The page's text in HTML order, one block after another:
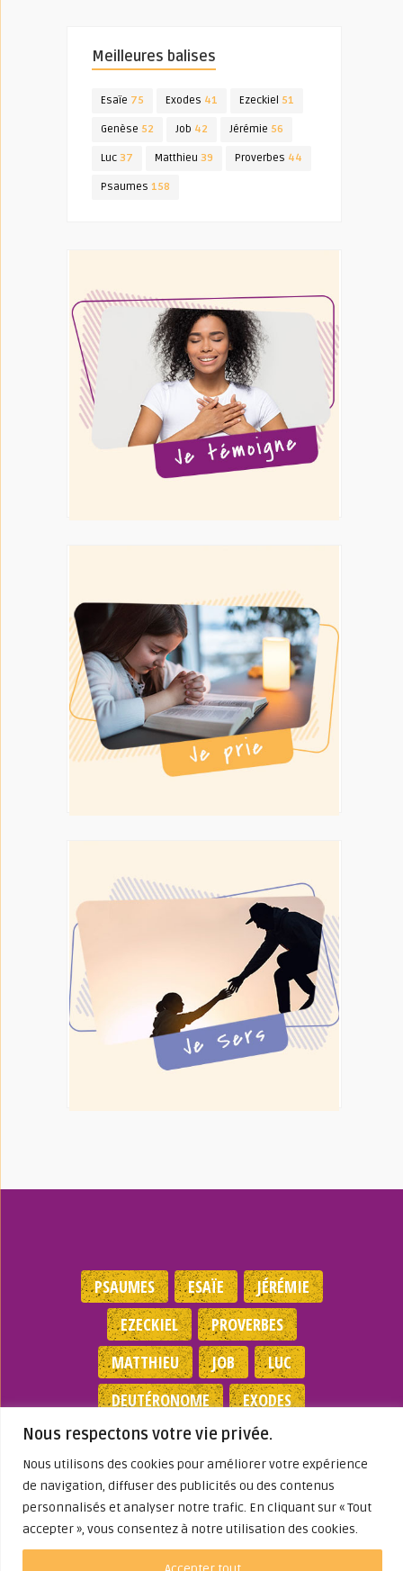
Nous respectons votre vie privée.
Nous utilisons des cookies pour améliorer votre expérience
de navigation, diffuser des publicités ou des contenus
personnalisés et analyser notre trafic. En cliquant sur « Tout
accepter », vous consentez à notre utilisation des cookies.
Meilleures balises
Esaïe 75 Exodes 41 Ezeckiel 51
Genèse 52 Job 42 Jérémie 56
Luc 37 Matthieu 39 Proverbes 44
Psaumes 158
PSAUMES ESAÏE
JÉRÉMIE
EZECKIEL
PROVERBES
MATTHIEU
JOB
LUC
DEUTÉRONOME
EXODES
NOMBRES
JEAN 1 SAMUEL
Mentions légales|Politique de
confidentialité|Partenaires|Dieu A Agi
Dans ma Vie
© 2026